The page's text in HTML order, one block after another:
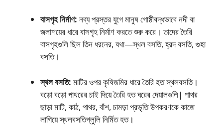
বাসগৃহ নির্মাণ: নব্য প্রস্তর যুগে মানুষ গােষ্ঠীবদ্ধভাবে নদী বা
জলাশয়ের ধারে বাসগৃহ নির্মাণ করতে শুরু করে। তাদের তৈরি
বাসগৃহগুলি ছিল তিন ধরনের, যথা—স্থল বসতি, হ্রদ বসতি, গুহা
বসতি।
স্থল বসতি: মাটির ওপর কৃষিজমির ধারে তৈরি হত স্থলবসতি।
বড়াে বড়াে পাথরের চাই দিয়ে তৈরি হত ঘরের দেয়ালগুলি| পাথর
ছাড়া মাটি, কাঠ, পাথর, বাঁশ, চামড়া প্রভৃতি উপকরণকে কাজে
লাগিয়ে স্থলবসতিগ্লুলি নির্মিত হত।